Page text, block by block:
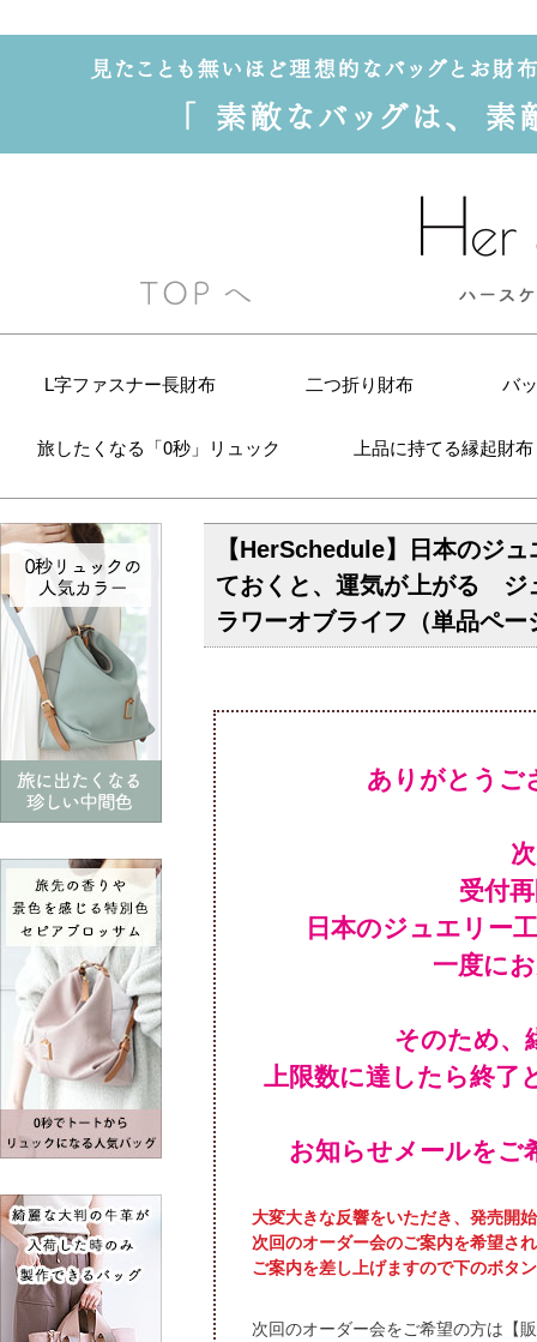
L字ファスナー長財布 二つ折り財布 バ
旅したくなる「0秒」リュック 上品に持てる縁起財布
【HerSchedule】日本のジ
ておくと、運気が上がる
ラワーオブライフ（単品ペー
ありがとうご
受付
日本のジュエリー
一度に
そのため、
上限数に達したら終了
お知らせメールをご
大変大きな反響をいただき、発売開
次回のオーダー会のご案内を希望さ
ご案内を差し上げますので下のボタ
次回のオーダー会をご希望の方は【